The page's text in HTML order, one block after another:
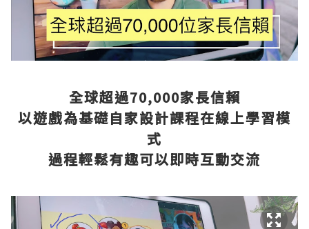
全球超過70,000家長信賴
以遊戲為基礎自家設計課程在線上學習模
式
過程輕鬆有趣可以即時互動交流